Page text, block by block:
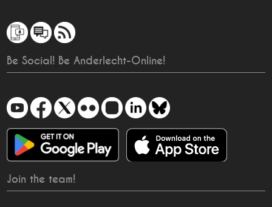
Be Social! Be Anderlecht-Online!
Join the team!